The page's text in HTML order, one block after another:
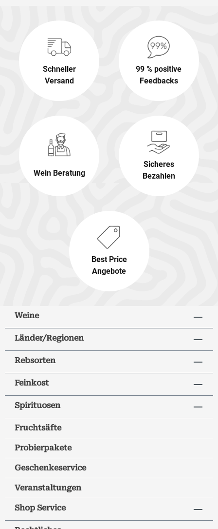
Schneller
Versand
99 % positive
Feedbacks
Wein Beratung
Sicheres
Bezahlen
Best Price
Angebote
Weine
Länder/Regionen
Rebsorten
Feinkost
Spirituosen
Fruchtsäfte
Probierpakete
Geschenkeservice
Veranstaltungen
Shop Service